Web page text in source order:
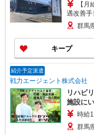
【月
遇改善手当：
年末年始手当：
り：年2
酬：平均
支給実績 ※処遇改善手当は試用期間中(3ヶ月)は支
給なし
群馬
キープ
紹介予定派遣
戦力エージェント株式会社
リハビ
施設に
いをメ
的なデ
はあり
時給
群馬